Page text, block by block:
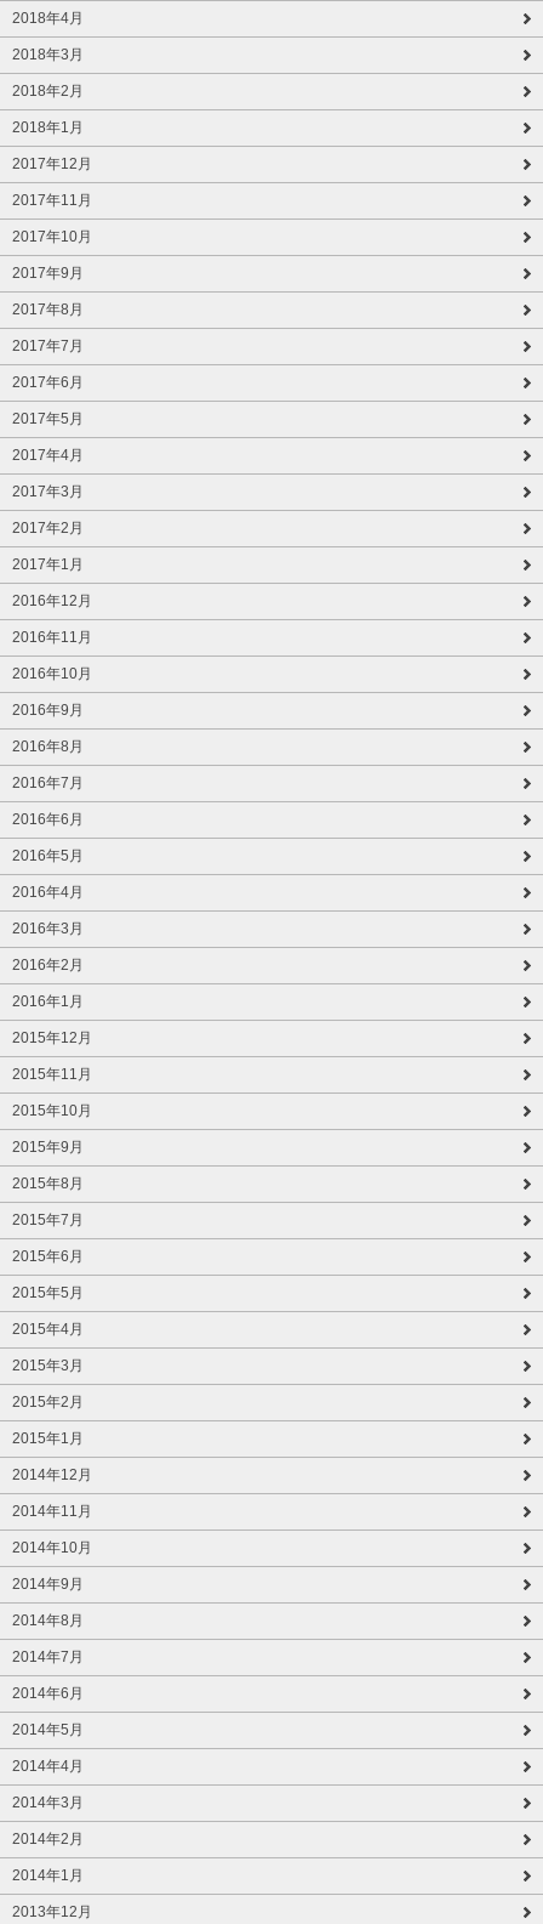
2018年4月
2018年3月
2018年2月
2018年1月
2017年12月
2017年11月
2017年10月
2017年9月
2017年8月
2017年7月
2017年6月
2017年5月
2017年4月
2017年3月
2017年2月
2017年1月
2016年12月
2016年11月
2016年10月
2016年9月
2016年8月
2016年7月
2016年6月
2016年5月
2016年4月
2016年3月
2016年2月
2016年1月
2015年12月
2015年11月
2015年10月
2015年9月
2015年8月
2015年7月
2015年6月
2015年5月
2015年4月
2015年3月
2015年2月
2015年1月
2014年12月
2014年11月
2014年10月
2014年9月
2014年8月
2014年7月
2014年6月
2014年5月
2014年4月
2014年3月
2014年2月
2014年1月
2013年12月